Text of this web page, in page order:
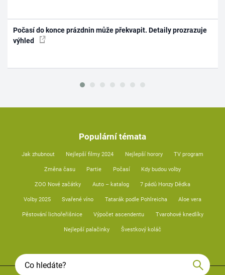
Počasí do konce prázdnin může překvapit. Detaily prozrazuje
výhled
Populární témata
Jak zhubnout Nejlepší filmy 2024 Nejlepší horory TV program
Změna času Partie Počasí Kdy budou volby
ZOO Nové začátky Auto – katalog 7 pádů Honzy Dědka
Volby 2025 Svařené víno Tatarák podle Pohlreicha Aloe vera
Pěstování lichořeřišnice Výpočet ascendentu Tvarohové knedlíky
Nejlepší palačinky Švestkový koláč